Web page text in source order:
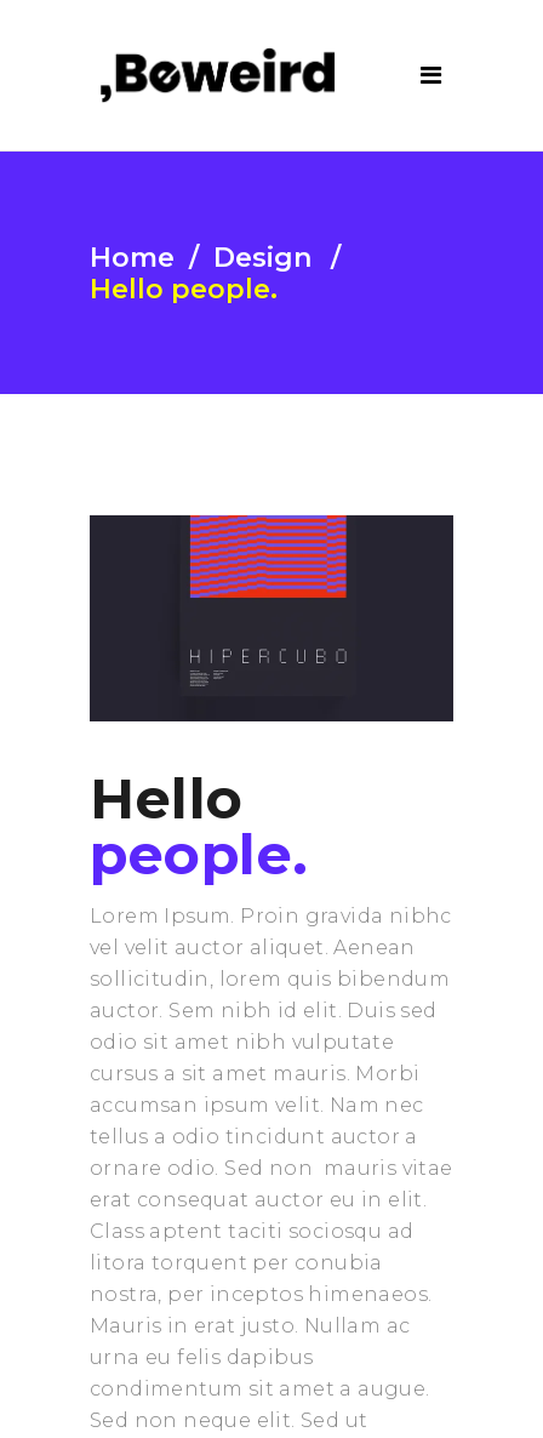
Home / Design
/
Hello people.
Hello
people.
Lorem Ipsum. Proin gravida nibhc
vel velit auctor aliquet. Aenean
sollicitudin, lorem quis bibendum
auctor. Sem nibh id elit. Duis sed
odio sit amet nibh vulputate
cursus a sit amet mauris. Morbi
accumsan ipsum velit. Nam nec
tellus a odio tincidunt auctor a
ornare odio. Sed non mauris vitae
erat consequat auctor eu in elit.
Class aptent taciti sociosqu ad
litora torquent per conubia
nostra, per inceptos himenaeos.
Mauris in erat justo. Nullam ac
urna eu felis dapibus
condimentum sit amet a augue.
Sed non neque elit. Sed ut